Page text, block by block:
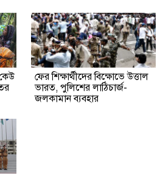
ফের শিক্ষার্থীদের বিক্ষোভে উত্তাল
ভারত, পুলিশের লাঠিচার্জ-
জলকামান ব্যবহার